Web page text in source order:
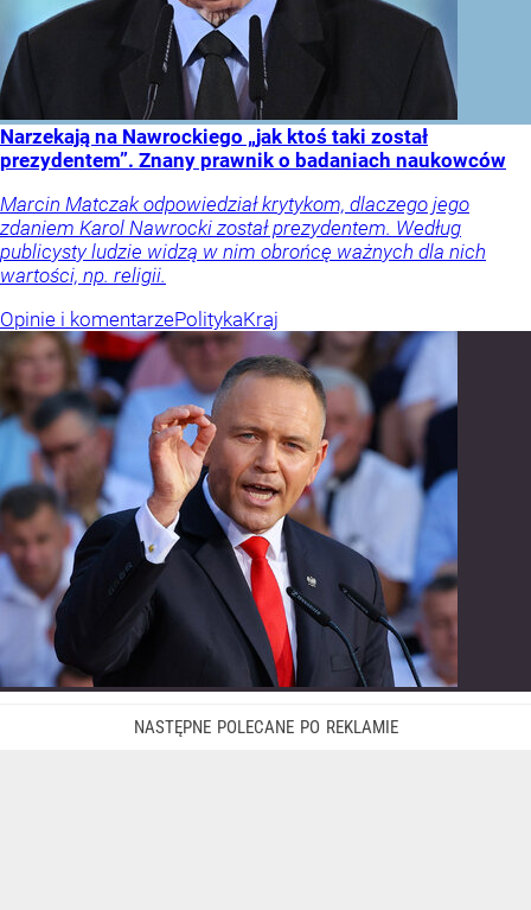
Narzekają na Nawrockiego „jak ktoś taki został
prezydentem”. Znany prawnik o badaniach naukowców
Marcin Matczak odpowiedział krytykom, dlaczego jego
zdaniem Karol Nawrocki został prezydentem. Według
publicysty ludzie widzą w nim obrońcę ważnych dla nich
wartości, np. religii.
Opinie i komentarzePolitykaKraj